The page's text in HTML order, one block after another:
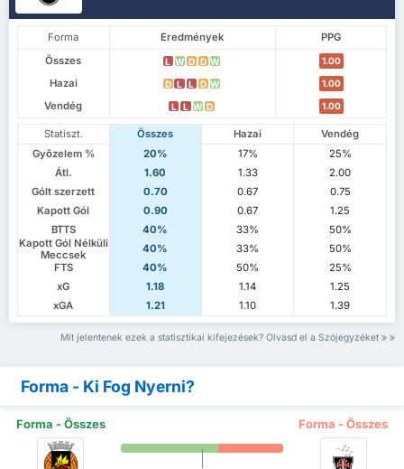
Forma Eredmények
PPG
Összes
L W D D W 1.00
Hazai D L L D W 1.00
Vendég L L W D 1.00
Statiszt. Összes Hazai
Vendég
Győzelem %
20% 17%
25%
Átl.
1.60 1.33
2.00
Gólt szerzett
0.70 0.67
0.75
Kapott Gól
0.90 0.67
1.25
BTTS
40% 33%
50%
Kapott Gól Nélküli
Meccsek
40% 33%
50%
FTS
40% 50%
25%
xG
1.18 1.14
1.25
xGA
1.21 1.10 1.39
Mit jelentenek ezek a statisztikai kifejezések? Olvasd el a Szójegyzéket
Forma - Ki Fog Nyerni?
Forma - Összes Forma - Összes